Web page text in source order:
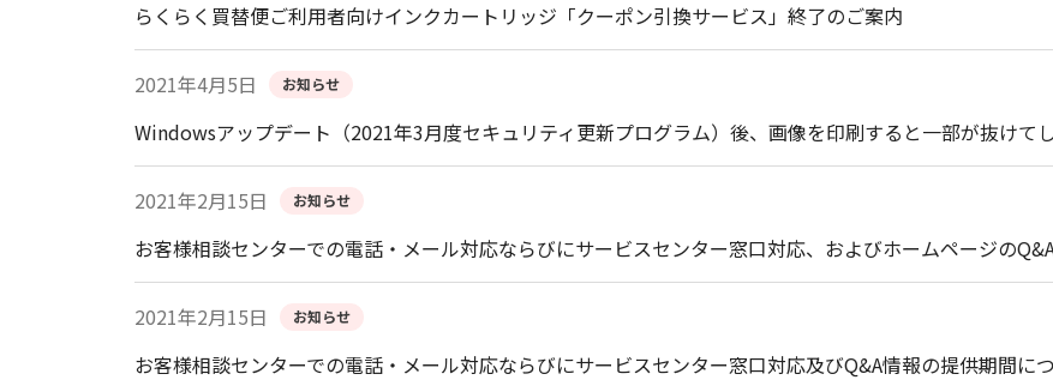
らくらく買替便ご利用者向けインクカートリッジ「クーポン引換サービス」終了のご案内
2021年4月5日 お知らせ
Windowsアップデート（2021年3月度セキュリティ更新プログラム）後、画像を印刷すると一部が抜けて
2021年2月15日 お知らせ
お客様相談センターでの電話・メール対応ならびにサービスセンター窓口対応、およびホームページの
2021年2月15日 お知らせ
お客様相談センターでの電話・メール対応ならびにサービスセンター窓口対応及びQ&A情報の提供期間に